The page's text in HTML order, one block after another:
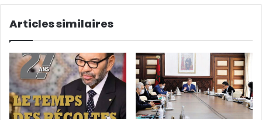
Articles similaires